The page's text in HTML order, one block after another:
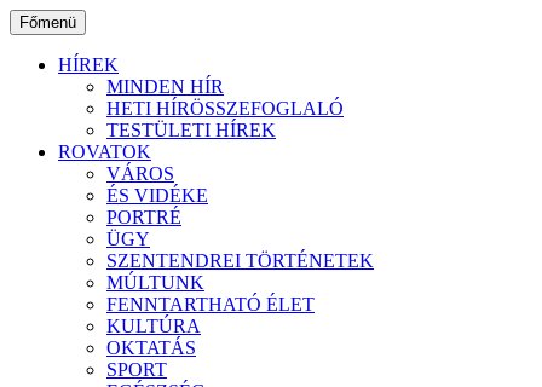
Ugrás
a
tartalomhoz
Főmenü
HÍREK
MINDEN HÍR
HETI HÍRÖSSZEFOGLALÓ
TESTÜLETI HÍREK
ROVATOK
VÁROS
ÉS VIDÉKE
PORTRÉ
ÜGY
SZENTENDREI TÖRTÉNETEK
MÚLTUNK
FENNTARTHATÓ ÉLET
KULTÚRA
OKTATÁS
SPORT